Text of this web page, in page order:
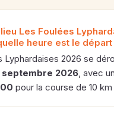
Les Foulées
heure est le départ
Lyphardaises 2026 se
septembre 2026, avec
pour la course de 10